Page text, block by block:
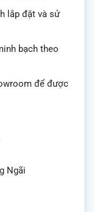
lắp đặt và sử
bạch theo
để được
Ngãi